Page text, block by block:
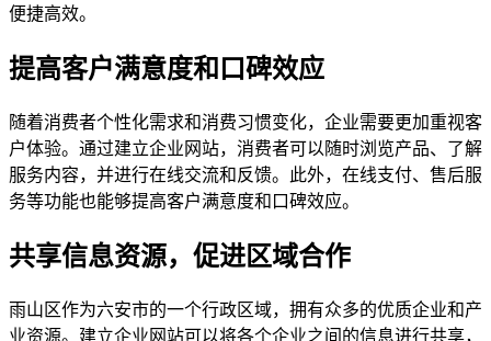
便捷高效。
提高客户满意度和口碑效应
随着消费者个性化需求和消费习惯变化，企业需要更加重视客
户体验。通过建立企业网站，消费者可以随时浏览产品、了解
服务内容，并进行在线交流和反馈。此外，在线支付、售后服
务等功能也能够提高客户满意度和口碑效应。
共享信息资源，促进区域合作
雨山区作为六安市的一个行政区域，拥有众多的优质企业和产
业资源。建立企业网站可以将各个企业之间的信息进行共享，